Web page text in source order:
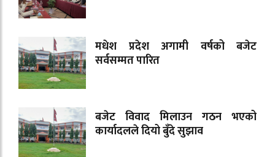
मधेश प्रदेश अगामी वर्षको बजेट
सर्वसम्मत पारित
बजेट विवाद मिलाउन गठन भएको
कार्यादलले दियो बुँदे सुझाव